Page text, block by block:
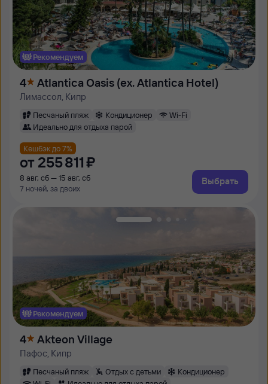
Рекомендуем
4 Atlantica Oasis (ex. Atlantica Hotel)
Лимассол, Кипр
Песчаный пляж Кондиционер
Wi-Fi
Идеально для отдыха парой
Кешбэк до 7%
от 255 ⁠811 ⁠₽
8 авг, сб — 15 авг, сб
7 ночей, за двоих
Выбрать
Рекомендуем
4 Akteon Village
Пафос, Кипр
Песчаный пляж Отдых с детьми
Кондиционер